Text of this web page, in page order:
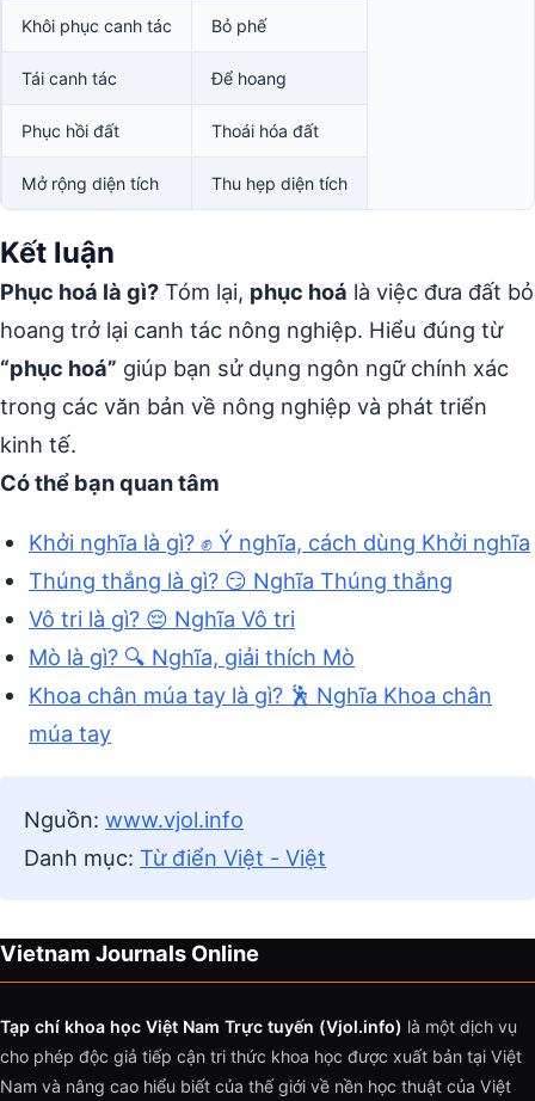
Khôi phục canh tác Bỏ phế
Tái canh tác Để hoang
Phục hồi đất Thoái hóa đất
Mở rộng diện tích Thu hẹp diện tích
Kết luận
Phục hoá là gì? Tóm lại, phục hoá là việc đưa đất bỏ
hoang trở lại canh tác nông nghiệp. Hiểu đúng từ
“phục hoá” giúp bạn sử dụng ngôn ngữ chính xác
trong các văn bản về nông nghiệp và phát triển
kinh tế.
Có thể bạn quan tâm
Khởi nghĩa là gì? ✊ Ý nghĩa, cách dùng Khởi nghĩa
Thúng thắng là gì? 😏 Nghĩa Thúng thắng
Vô tri là gì? 😔 Nghĩa Vô tri
Mò là gì? 🔍 Nghĩa, giải thích Mò
Khoa chân múa tay là gì? 🕺 Nghĩa Khoa chân
múa tay
Nguồn: www.vjol.info
Danh mục: Từ điển Việt - Việt
Vietnam Journals Online
Tạp chí khoa học Việt Nam Trực tuyến (Vjol.info) là một dịch vụ
cho phép độc giả tiếp cận tri thức khoa học được xuất bản tại Việt
Nam và nâng cao hiểu biết của thế giới về nền học thuật của Việt